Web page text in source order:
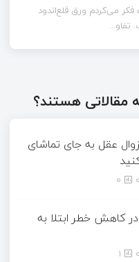
فکر می‌کردم ورق قلع‌اندود
تفاو...
مقالاتی هستند؟
عقل به جای تماشای
0
کاهش خطر ابتلا به
1